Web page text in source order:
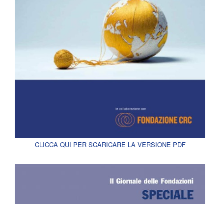
CLICCA QUI PER SCARICARE LA VERSIONE PDF